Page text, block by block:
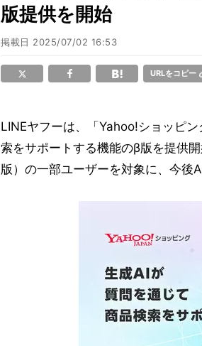
版提供を開始
掲載日 2025/07/02 16:53
URLをコピー
LINEヤフーは、「Yahoo!ショッピ
索をサポートする機能のβ版を提供
版）の一部ユーザーを対象に、今後